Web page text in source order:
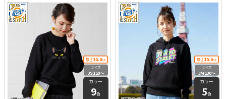
厚さ10.0oz
サイズ
JS110〜
XXL
カラー
9色
厚さ10.0oz
サイズ
JM130〜
XXL
カラー
5色